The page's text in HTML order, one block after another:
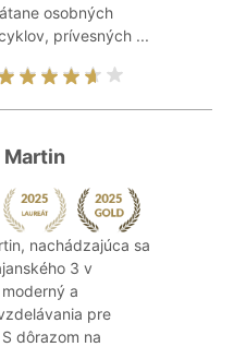
osobných
prívesných ...
Martin
nachádzajúca sa
3 v
a
pre
dôrazom na